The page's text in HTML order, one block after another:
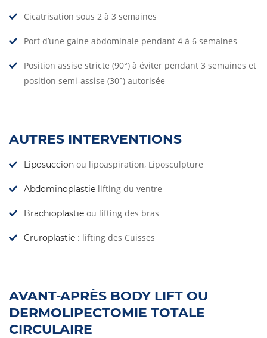
Cicatrisation sous 2 à 3 semaines
Port d’une gaine abdominale pendant 4 à 6 semaines
Position assise stricte (90°) à éviter pendant 3 semaines et
position semi-assise (30°) autorisée
AUTRES INTERVENTIONS
Liposuccion ou lipoaspiration, Liposculpture
Abdominoplastie lifting du ventre
Brachioplastie ou lifting des bras
Cruroplastie : lifting des Cuisses
AVANT-APRÈS BODY LIFT OU
DERMOLIPECTOMIE TOTALE
CIRCULAIRE